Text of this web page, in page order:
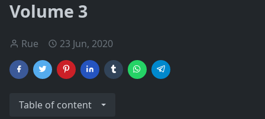
Volume 3
Rue 23 Jun, 2020
Table of content